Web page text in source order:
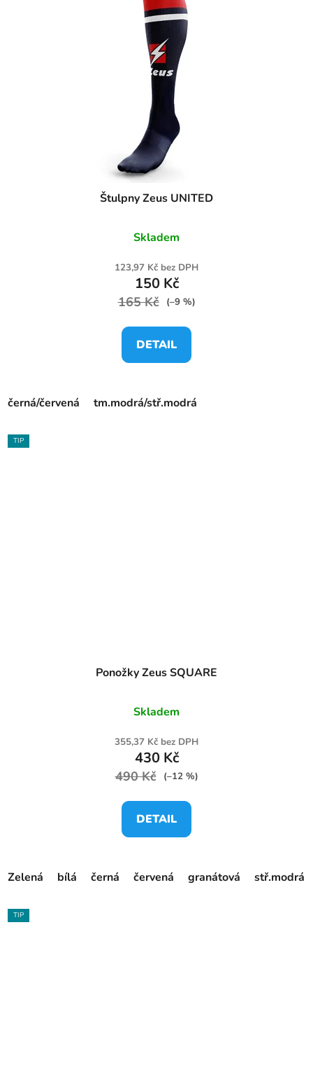
Štulpny Zeus UNITED
Skladem
123,97 Kč bez DPH
150 Kč
165 Kč (–9 %)
DETAIL
černá/červená tm.modrá/stř.modrá
TIP
Ponožky Zeus SQUARE
Skladem
355,37 Kč bez DPH
430 Kč
490 Kč (–12 %)
DETAIL
Zelená bílá černá červená granátová stř.modrá
TIP